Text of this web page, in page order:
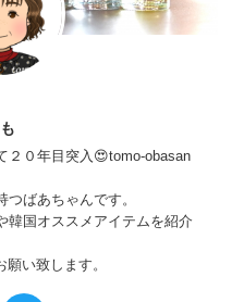
２０年目突入😍tomo-obasan
ばあちゃんです。
韓国オススメアイテムを紹介
い致します。